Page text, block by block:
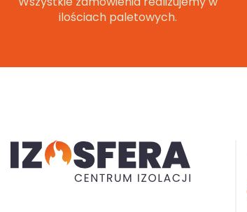
ilościach paletowych.